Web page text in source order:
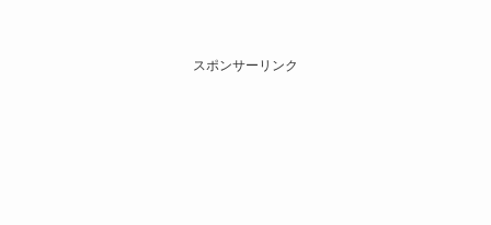
スポンサーリンク